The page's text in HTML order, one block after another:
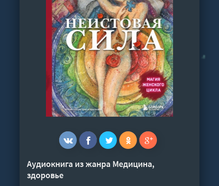
Аудиокнига из жанра Медицина,
здоровье